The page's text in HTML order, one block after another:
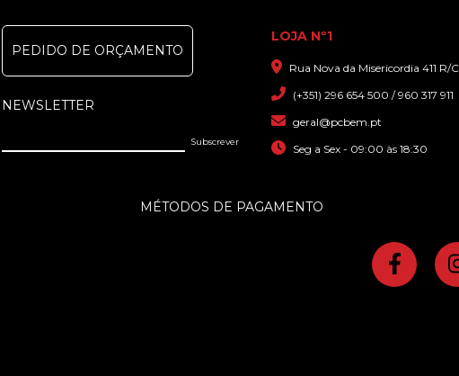
PEDIDO DE ORÇAMENTO
NEWSLETTER
LOJA Nº1
Rua Nova da Misericordia 411 R/
(+351) 296 654 500 / 960 317 911
geral@pcbem.pt
Seg a Sex - 09:00 às 18:30
MÉTODOS DE PAGAMENTO